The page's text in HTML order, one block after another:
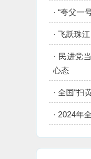
· “夸父一
· 飞跃珠江
· 民进党
心态
· 全国“扫
· 2024年